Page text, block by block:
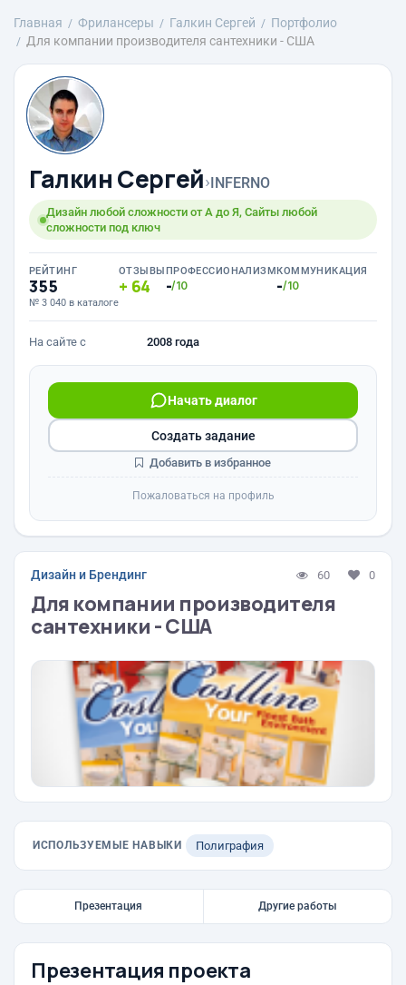
Главная Фрилансеры Галкин Сергей
Портфолио
Для компании производителя сантехники - США
Галкин Сергей›INFERNO
Дизайн любой сложности от А до Я, Сайты любой
сложности под ключ
РЕЙТИНГ
355
№ 3 040 в каталоге
ОТЗЫВЫ
64
ПРОФЕССИОНАЛИЗМ
-/10
КОММУНИКАЦИЯ
-/10
На сайте с 2008 года
Начать диалог
Создать задание
Добавить в избранное
Пожаловаться на профиль
Дизайн и Брендинг 60 0
Для компании производителя
сантехники - США
ИСПОЛЬЗУЕМЫЕ НАВЫКИ Полиграфия
Презентация Другие работы
Презентация проекта